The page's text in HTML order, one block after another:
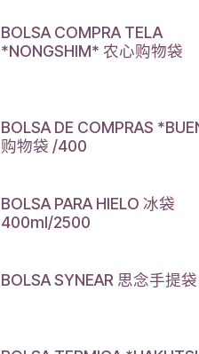
BOLSA COMPRA TELA
*NONGSHIM* 农心购物袋
BOLSA DE COMPRAS
购物袋 /400
BOLSA PARA HIELO 冰袋
400ml/2500
BOLSA SYNEAR 思念手提袋